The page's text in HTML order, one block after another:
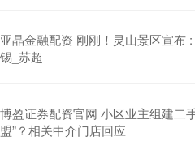
亚晶金融配资 刚刚！灵山景区宣布
锡_苏超
博盈证券配资官网 小区业主组建二
盟”？相关中介门店回应